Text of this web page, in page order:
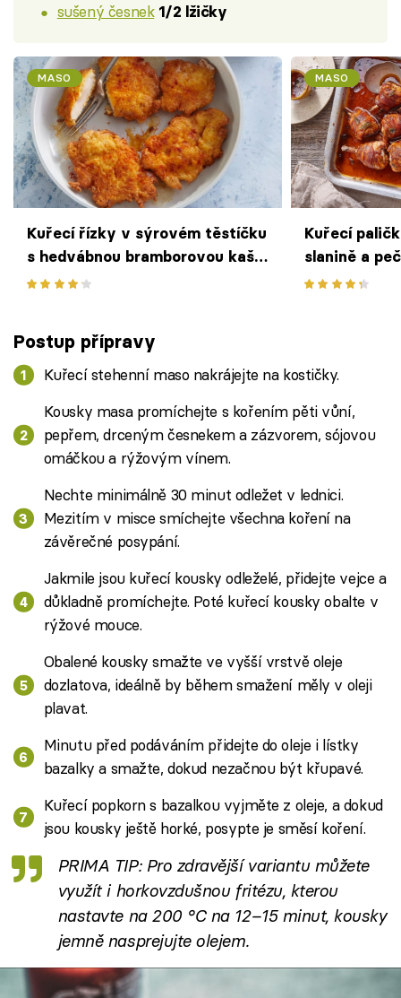
sušený česnek 1/2 lžičky
MASO
Kuřecí řízky v sýrovém těstíčku
s hedvábnou bramborovou kaší
– oblíbená klasika v novém
MASO
Kuřecí
slanině a
Postup přípravy
Kuřecí stehenní maso nakrájejte na kostičky.
Kousky masa promíchejte s kořením pěti vůní,
pepřem, drceným česnekem a zázvorem, sójovou
omáčkou a rýžovým vínem.
Nechte minimálně 30 minut odležet v lednici.
Mezitím v misce smíchejte všechna koření na
závěrečné posypání.
Jakmile jsou kuřecí kousky odleželé, přidejte vejce a
důkladně promíchejte. Poté kuřecí kousky obalte v
rýžové mouce.
Obalené kousky smažte ve vyšší vrstvě oleje
dozlatova, ideálně by během smažení měly v oleji
plavat.
Minutu před podáváním přidejte do oleje i lístky
bazalky a smažte, dokud nezačnou být křupavé.
Kuřecí popkorn s bazalkou vyjměte z oleje, a dokud
jsou kousky ještě horké, posypte je směsí koření.
PRIMA TIP: Pro zdravější variantu můžete
využít i horkovzdušnou fritézu, kterou
nastavte na 200 °C na 12–15 minut, kousky
jemně nasprejujte olejem.